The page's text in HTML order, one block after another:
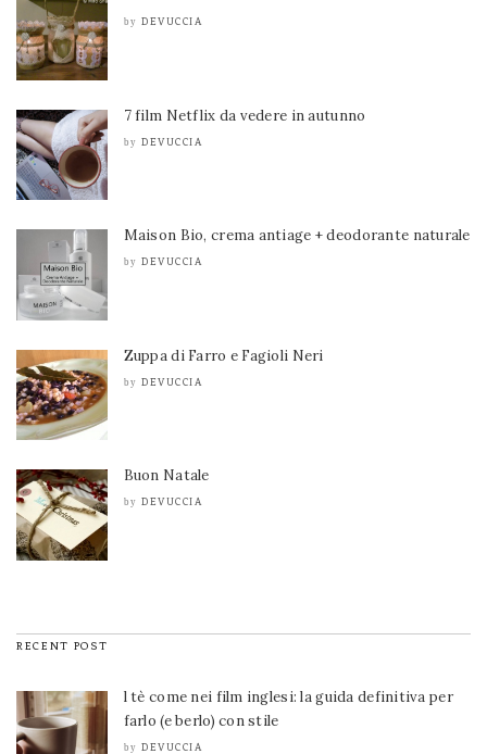
by DEVUCCIA
7 film Netflix da vedere in autunno
by DEVUCCIA
Maison Bio, crema antiage + deodorante naturale
by DEVUCCIA
Zuppa di Farro e Fagioli Neri
by DEVUCCIA
Buon Natale
by DEVUCCIA
RECENT POST
l tè come nei film inglesi: la guida definitiva per
farlo (e berlo) con stile
by DEVUCCIA